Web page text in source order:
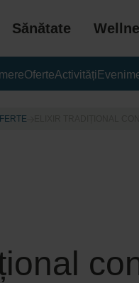
Sănătate
OferteActivități